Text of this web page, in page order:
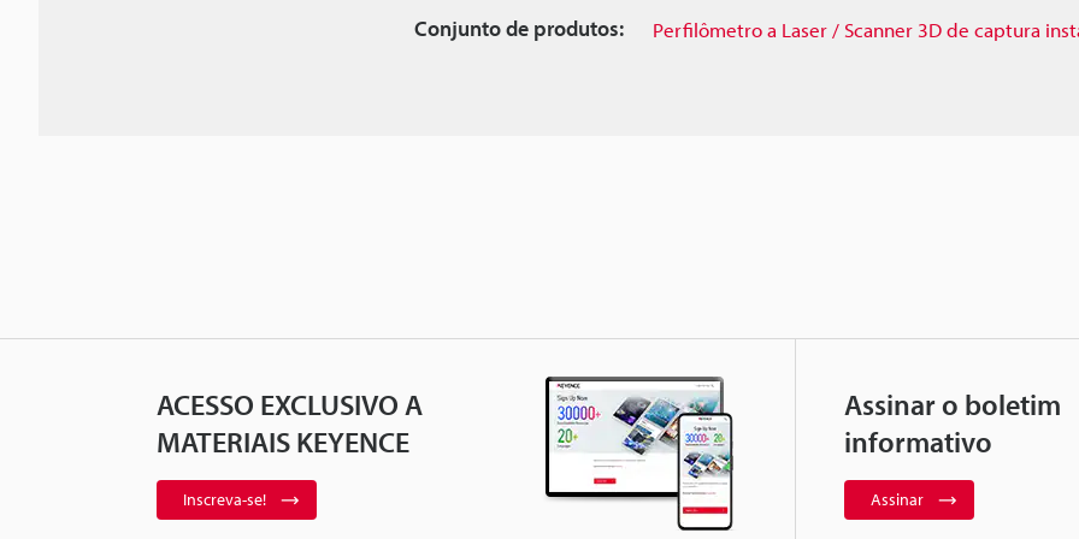
Conjunto de produtos: Perfilômetro a Laser / Scanner 3D de captura
ACESSO EXCLUSIVO A
MATERIAIS KEYENCE
Inscreva-se!
Assinar o boletim
informativo
Assinar